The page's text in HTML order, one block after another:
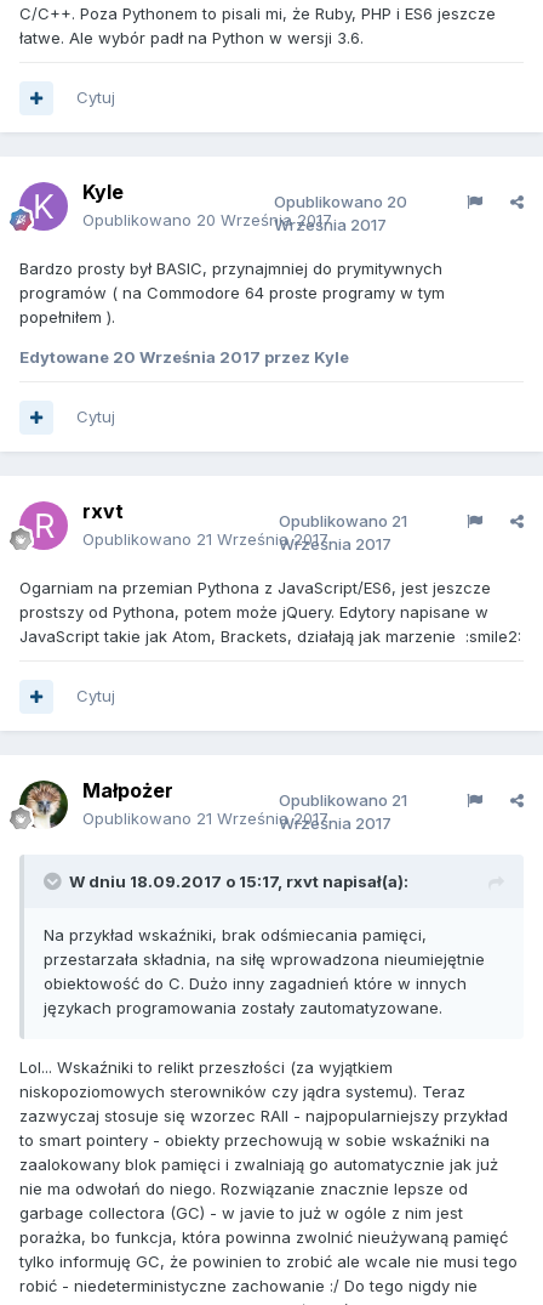
C/C++. Poza Pythonem to pisali mi, że Ruby, PHP i ES6 jeszcze
łatwe. Ale wybór padł na Python w wersji 3.6.
Cytuj
Kyle
Opublikowano 20 Września 2017
Opublikowano 20
Września 2017
Bardzo prosty był BASIC, przynajmniej do prymitywnych
programów ( na Commodore 64 proste programy w tym
popełniłem ).
Edytowane 20 Września 2017 przez Kyle
Cytuj
rxvt
Opublikowano 21 Września 2017
Opublikowano 21
Września 2017
Ogarniam na przemian Pythona z JavaScript/ES6, jest jeszcze
prostszy od Pythona, potem może jQuery. Edytory napisane w
JavaScript takie jak Atom, Brackets, działają jak marzenie :smile2:
Cytuj
Małpożer
Opublikowano 21 Września 2017
Opublikowano 21
Września 2017
W dniu 18.09.2017 o 15:17, rxvt napisał(a):
Na przykład wskaźniki, brak odśmiecania pamięci,
przestarzała składnia, na siłę wprowadzona nieumiejętnie
obiektowość do C. Dużo inny zagadnień które w innych
językach programowania zostały zautomatyzowane.
Lol... Wskaźniki to relikt przeszłości (za wyjątkiem
niskopoziomowych sterowników czy jądra systemu). Teraz
zazwyczaj stosuje się wzorzec RAII - najpopularniejszy przykład
to smart pointery - obiekty przechowują w sobie wskaźniki na
zaalokowany blok pamięci i zwalniają go automatycznie jak już
nie ma odwołań do niego. Rozwiązanie znacznie lepsze od
garbage collectora (GC) - w javie to już w ogóle z nim jest
porażka, bo funkcja, która powinna zwolnić nieużywaną pamięć
tylko informuję GC, że powinien to zrobić ale wcale nie musi tego
robić - niedeterministyczne zachowanie :/ Do tego nigdy nie